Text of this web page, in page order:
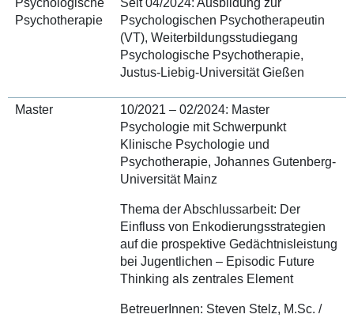
Psychologische
Psychotherapie
Seit 04/2024: Ausbildung zur
Psychologischen Psychotherapeutin
(VT), Weiterbildungsstudiegang
Psychologische Psychotherapie,
Justus-Liebig-Universität Gießen
Master
10/2021 – 02/2024: Master
Psychologie mit Schwerpunkt
Klinische Psychologie und
Psychotherapie, Johannes Gutenberg-
Universität Mainz
Thema der Abschlussarbeit: Der
Einfluss von Enkodierungsstrategien
auf die prospektive Gedächtnisleistung
bei Jugentlichen – Episodic Future
Thinking als zentrales Element
BetreuerInnen: Steven Stelz, M.Sc. /